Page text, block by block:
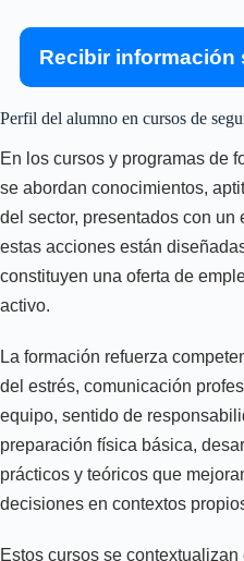
Recibir información
Perfil del alumno en cursos de
En los cursos y programas de
se abordan conocimientos,
del sector, presentados con un
estas acciones están
constituyen una oferta de
activo.
La formación refuerza
del estrés, comunicación
equipo, sentido de
preparación física básica,
prácticos y teóricos que
decisiones en contextos
Estos cursos se